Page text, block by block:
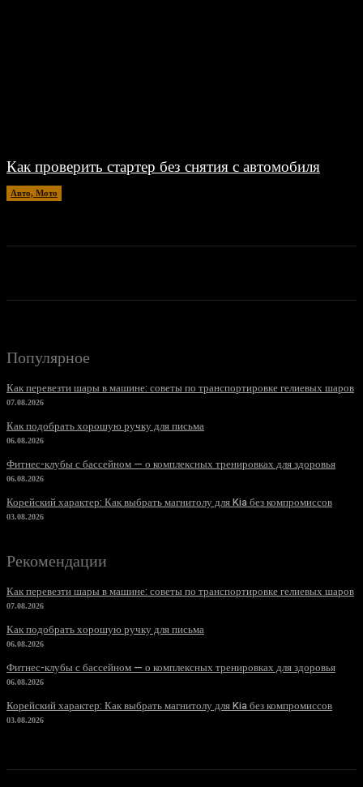
Как проверить стартер без снятия с автомобиля
Авто, Мото
Популярное
Как перевезти шары в машине: советы по транспортировке гелиевых шаров
07.08.2026
Как подобрать хорошую ручку для письма
06.08.2026
Фитнес-клубы с бассейном — о комплексных тренировках для здоровья
06.08.2026
Корейский характер: Как выбрать магнитолу для Kia без компромиссов
03.08.2026
Рекомендации
Как перевезти шары в машине: советы по транспортировке гелиевых шаров
07.08.2026
Как подобрать хорошую ручку для письма
06.08.2026
Фитнес-клубы с бассейном — о комплексных тренировках для здоровья
06.08.2026
Корейский характер: Как выбрать магнитолу для Kia без компромиссов
03.08.2026